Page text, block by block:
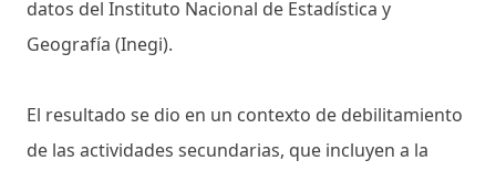
datos del Instituto Nacional de Estadística y
Geografía (Inegi).
El resultado se dio en un contexto de debilitamiento
de las actividades secundarias, que incluyen a la